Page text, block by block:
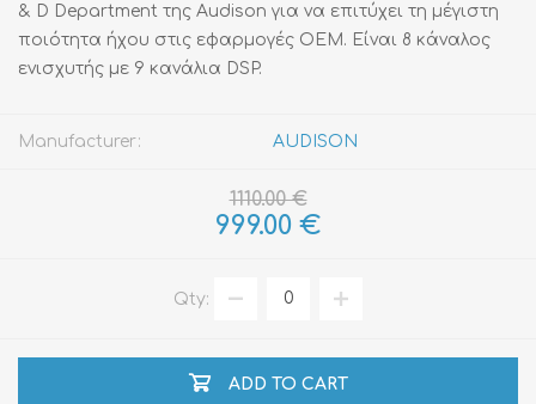
& D Department της Audison για να επιτύχει τη μέγιστη
ποιότητα ήχου στις εφαρμογές OEM. Είναι 8 κάναλος
ενισχυτής με 9 κανάλια DSP.
Manufacturer: AUDISON
1110.00 €
999.00 €
Qty:
ADD TO CART